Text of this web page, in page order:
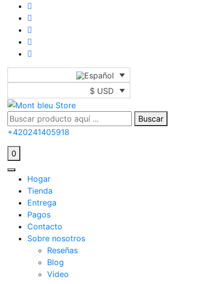
$ USD
Buscar
+420241405918
0
Hogar
Tienda
Entrega
Pagos
Contacto
Sobre nosotros
Reseñas
Blog
Video